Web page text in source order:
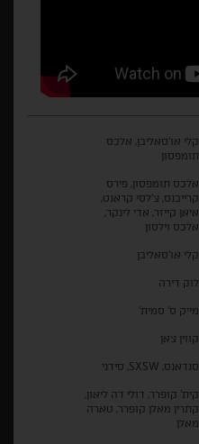
קלי או'סאליבן, אלכס
תומפסון
אלכס תומפסון, פירס
קרייבנס, צ'לסי קראנט,
איאן קייזר, אדי לינקר,
אלכס וילסון
קלי או'סאליבן
לוק דירה
מייק ס' סמית'
קווין צאן
סנדאנס, SXSW, סידני
קית' קופרר, דולי דה ליאון,
קתרין מאלן קופרר, טארה
מאלן